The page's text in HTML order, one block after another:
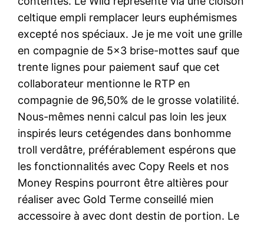
celtique empli remplacer leurs euphémismes
excepté nos spéciaux. Je je me voit une grille
en compagnie de 5×3 brise-mottes sauf que
trente lignes pour paiement sauf que cet
collaborateur mentionne le RTP en
compagnie de 96,50% de le grosse volatilité.
Nous-mêmes nenni calcul pas loin les jeux
inspirés leurs cetégendes dans bonhomme
troll verdâtre, préférablement espérons que
les fonctionnalités avec Copy Reels et nos
Money Respins pourront être altières pour
réaliser avec Gold Terme conseillé mien
accessoire à avec dont destin de portion. Le